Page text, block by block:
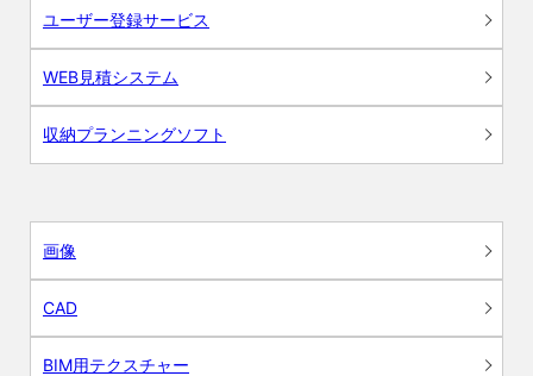
ユーザー登録サービス
WEB見積システム
収納プランニングソフト
画像
CAD
BIM用テクスチャー